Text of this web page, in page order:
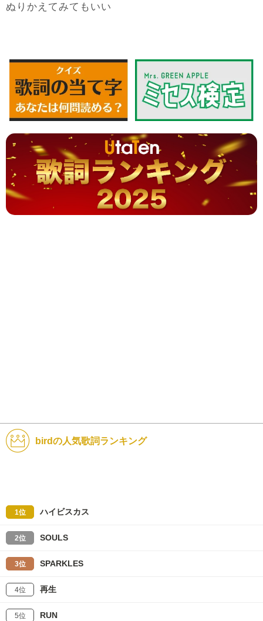
ぬりかえてみてもいい
birdの人気歌詞ランキング
1位 ハイビスカス
2位 SOULS
3位 SPARKLES
4位 再生
5位 RUN